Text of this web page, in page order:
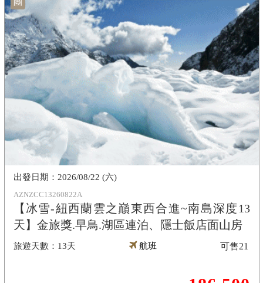
AZNZCC13260822A
【冰雪-紐西蘭雲之巔東西合進~南島深度13
天】金旅獎.早鳥.湖區連泊、隱士飯店面山房
13天
2026/08/22 (六)
航班 可售21